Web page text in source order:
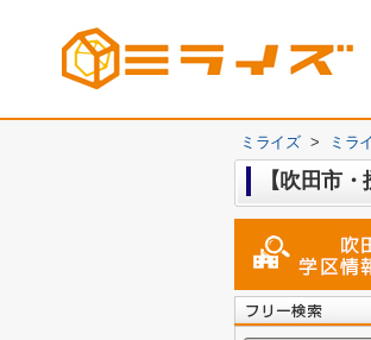
ミライズ > ミラ
【吹田市